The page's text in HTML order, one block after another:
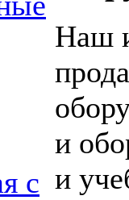
с
Наш
и
и